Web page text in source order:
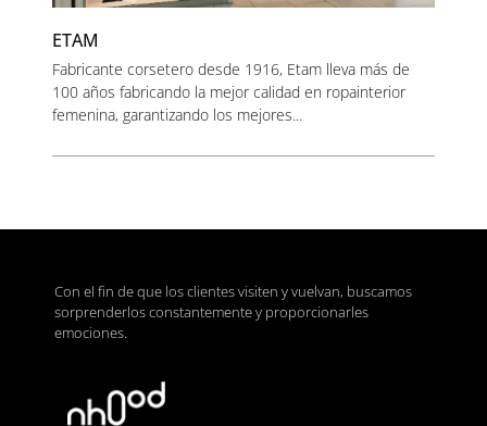
ETAM
Fabricante corsetero desde 1916, Etam lleva más de
100 años fabricando la mejor calidad en ropainterior
femenina, garantizando los mejores...
Con el fin de que los clientes visiten y vuelvan, buscamos
sorprenderlos constantemente y proporcionarles
emociones.